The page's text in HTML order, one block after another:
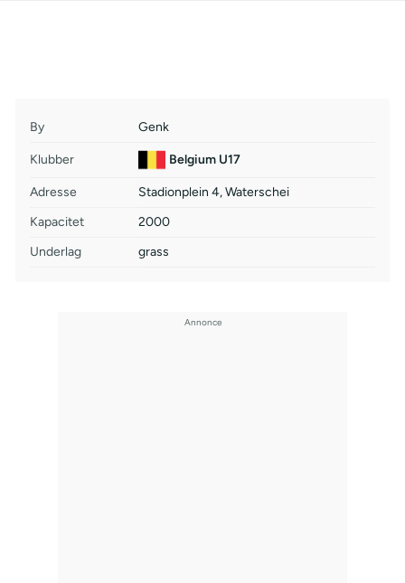
By Genk
Klubber Belgium U17
Adresse
Stadionplein 4, Waterschei
Kapacitet
2000
Underlag
grass